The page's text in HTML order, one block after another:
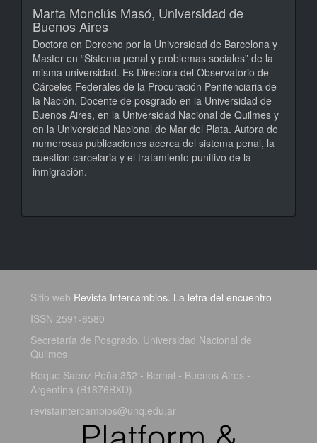
Marta Monclús Masó, Universidad de
Buenos Aires
Doctora en Derecho por la Universidad de Barcelona y
Master en “Sistema penal y problemas sociales” de la
misma universidad. Es Directora del Observatorio de
Cárceles Federales de la Procuración Penitenciaria de
la Nación. Docente de posgrado en la Universidad de
Buenos Aires, en la Universidad Nacional de Quilmes y
en la Universidad Nacional de Mar del Plata. Autora de
numerosas publicaciones acerca del sistema penal, la
cuestión carcelaria y el tratamiento punitivo de la
inmigración.
Sitio web Revista Intercambios. La letra del encuentro
ISSN 2591-6580
Secretaría de Posgrado, Universidad Nacional de
Quilmes
Roque Saenz Peña 352 - Bernal - Buenos Aires -
Argentina (B1876BXD)
revistaintercambios@unq.edu.ar